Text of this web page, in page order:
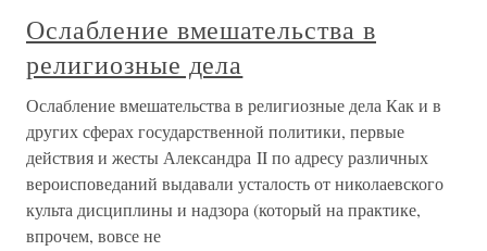
Ослабление вмешательства в
религиозные дела
Ослабление вмешательства в религиозные дела Как и в
других сферах государственной политики, первые
действия и жесты Александра II по адресу различных
вероисповеданий выдавали усталость от николаевского
культа дисциплины и надзора (который на практике,
впрочем, вовсе не